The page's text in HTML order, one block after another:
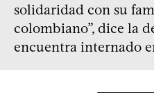
solidaridad con su
colombiano”, dice la
encuentra internado